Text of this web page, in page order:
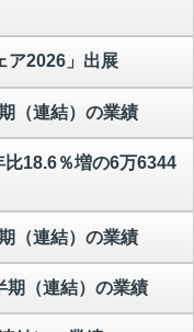
2026」出展
（連結）の業績
18.6％増の6万6344
（連結）の業績
（連結）の業績